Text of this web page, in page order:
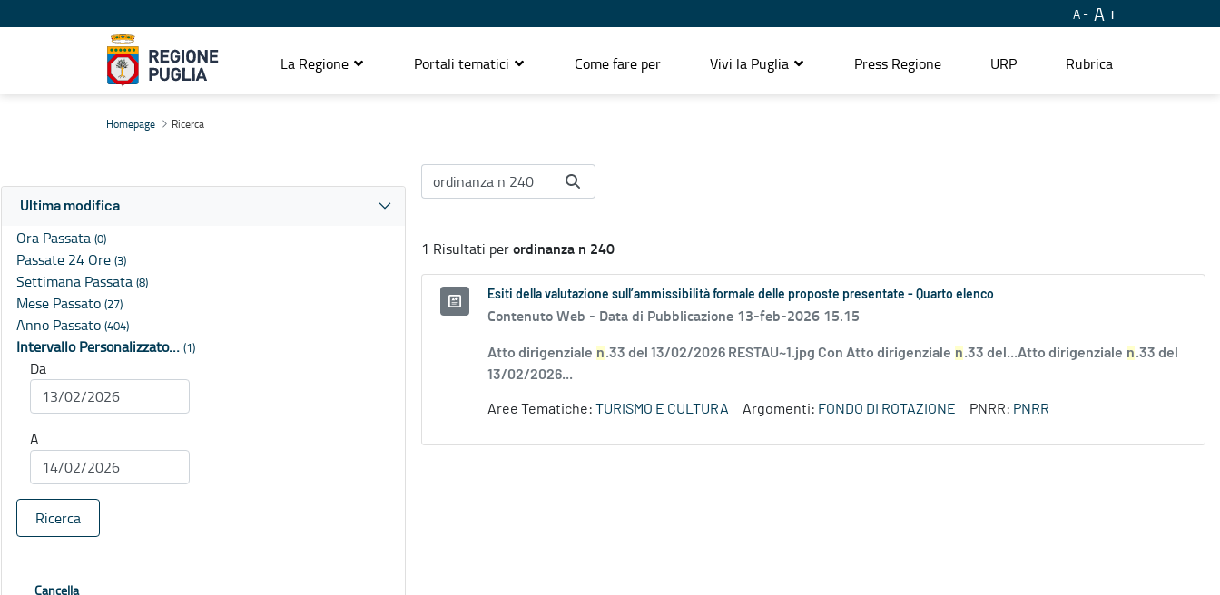
A A
La Regione Portali tematici Come fare per Vivi la Puglia Press Regione URP Rubrica
Homepage Ricerca
Ultima modifica
Ora Passata (0)
Passate 24 Ore (3)
Settimana Passata (8)
Mese Passato (27)
Anno Passato (404)
Intervallo Personalizzato… (1)
Da
A
Ricerca
Cancella
1 Risultati perordinanza n 240
Esiti della valutazione sull’ammissibilità formale delle proposte presentate - Quarto elenco
Contenuto Web - Data di Pubblicazione 13-feb-2026 15.15
Atto dirigenziale n.33 del 13/02/2026 RESTAU~1.jpg Con Atto dirigenziale n.33 del...Atto dirigenziale n.33 del
13/02/2026...
Aree Tematiche: TURISMO E CULTURA Argomenti: FONDO DI ROTAZIONE PNRR: PNRR